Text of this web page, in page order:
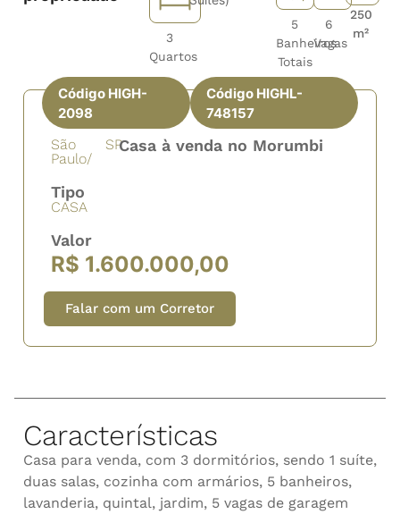
3
Quartos
5
Banheiros
Totais
6
Vagas
250
m²
Código HIGH-
2098
Código HIGHL-
748157
São
Paulo/
SPCasa à venda no Morumbi
Tipo
CASA
Valor
R$ 1.600.000,00
Falar com um Corretor
Características
Casa para venda, com 3 dormitórios, sendo 1 suíte,
duas salas, cozinha com armários, 5 banheiros,
lavanderia, quintal, jardim, 5 vagas de garagem